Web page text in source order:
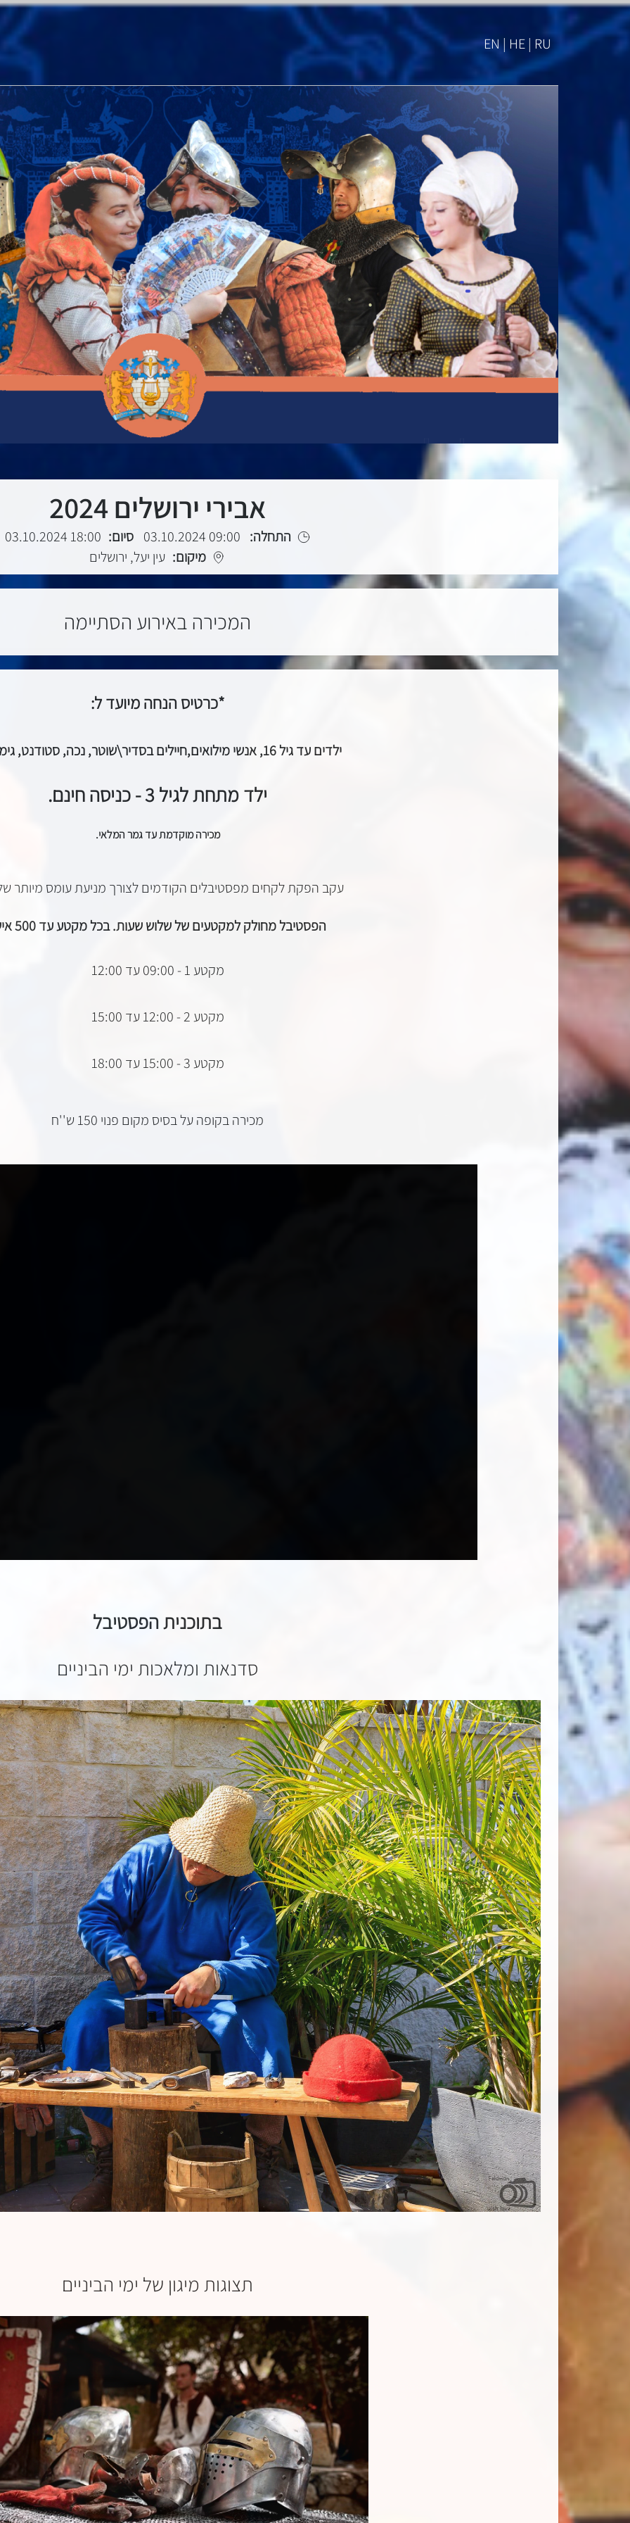
EN | HE | RU
אבירי ירושלים 2024
התחלה: 09:00 03.10.2024 סיום: 18:00 03.10.2024
מיקום: עין יעל, ירושלים
המכירה באירוע הסתיימה
*כרטיס הנחה מיועד ל:
ילדים עד גיל 16, אנשי מילואים,חיילים בסדיר\שוטר, נכה, סטודנט, גימלאים
ילד מתחת לגיל 3 - כניסה חינם.
מכירה מוקדמת עד גמר המלאי.
עקב הפקת לקחים מפסטיבלים הקודמים לצורך מניעת עומס מיותר
הפסטיבל מחולק למקטעים של שלוש שעות. בכל מקטע עד 500 איש.
מקטע 1 - 09:00 עד 12:00
מקטע 2 - 12:00 עד 15:00
מקטע 3 - 15:00 עד 18:00
מכירה בקופה על בסיס מקום פנוי
בתוכנית הפסטיבל
סדנאות ומלאכות ימי הביניים
תצוגות מיגון של ימי הביניים